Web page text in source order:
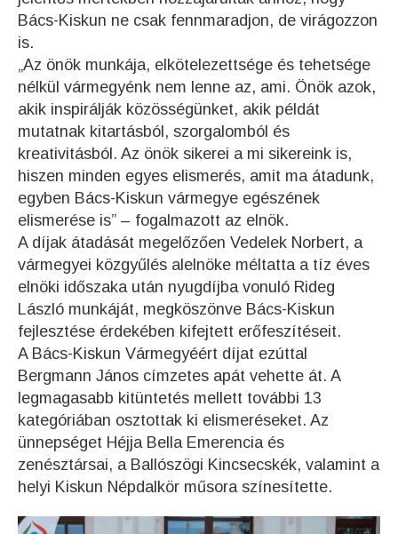
Bács-Kiskun ne csak fennmaradjon, de virágozzon
is.
„Az önök munkája, elkötelezettsége és tehetsége
nélkül vármegyénk nem lenne az, ami. Önök azok,
akik inspirálják közösségünket, akik példát
mutatnak kitartásból, szorgalomból és
kreativitásból. Az önök sikerei a mi sikereink is,
hiszen minden egyes elismerés, amit ma átadunk,
egyben Bács-Kiskun vármegye egészének
elismerése is” – fogalmazott az elnök.
A díjak átadását megelőzően Vedelek Norbert, a
vármegyei közgyűlés alelnöke méltatta a tíz éves
elnöki időszaka után nyugdíjba vonuló Rideg
László munkáját, megköszönve Bács-Kiskun
fejlesztése érdekében kifejtett erőfeszítéseit.
A Bács-Kiskun Vármegyéért díjat ezúttal
Bergmann János címzetes apát vehette át. A
legmagasabb kitüntetés mellett további 13
kategóriában osztottak ki elismeréseket. Az
ünnepséget Héjja Bella Emerencia és
zenésztársai, a Ballószögi Kincsecskék, valamint a
helyi Kiskun Népdalkör műsora színesítette.